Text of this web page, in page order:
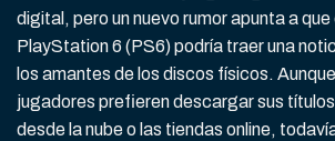
digital, pero un nuevo rumor apunta a que
PlayStation 6 (PS6) podría traer una
los amantes de los discos físicos.
jugadores prefieren descargar sus
desde la nube o las tiendas online,